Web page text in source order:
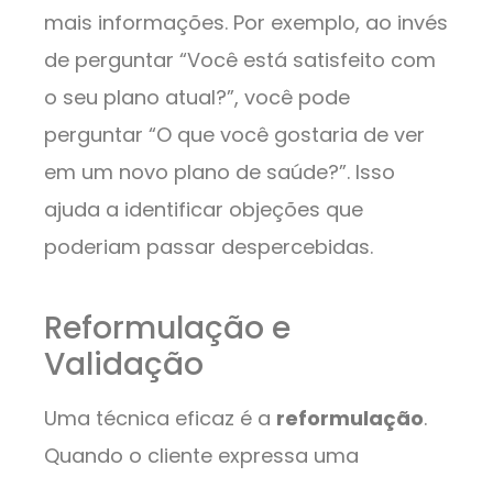
mais informações. Por exemplo, ao invés
de perguntar “Você está satisfeito com
o seu plano atual?”, você pode
perguntar “O que você gostaria de ver
em um novo plano de saúde?”. Isso
ajuda a identificar objeções que
poderiam passar despercebidas.
Reformulação e
Validação
Uma técnica eficaz é a reformulação.
Quando o cliente expressa uma